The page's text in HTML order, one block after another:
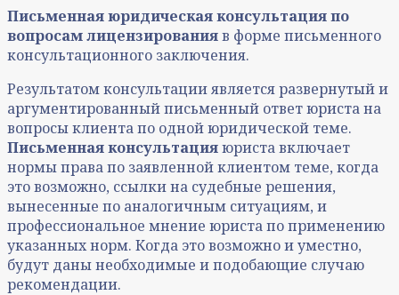
Письменная юридическая консультацияпо
вопросам лицензированияв форме письменного
консультационного заключения.
Результатом консультации является развернутый и
аргументированный письменный ответ юриста на
вопросы клиента по одной юридической теме.
Письменная консультацияюриста включает
нормы права по заявленной клиентом теме, когда
это возможно, ссылки на судебные решения,
вынесенные по аналогичным ситуациям, и
профессиональное мнение юриста по применению
указанных норм. Когда это возможно и уместно,
будут даны необходимые и подобающие случаю
рекомендации.